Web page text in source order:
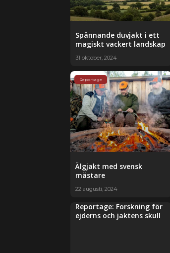
Spännande duvjakt i ett
magiskt vackert landskap
31 oktober, 2024
Reportage
Älgjakt med svensk
mästare
22 augusti, 2024
Reportage: Forskning för
ejderns och jaktens skull